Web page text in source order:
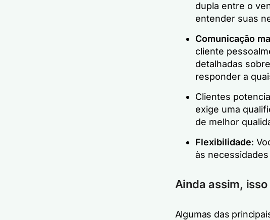
dupla entre o
entender suas
Comunicação
cliente
detalhadas
responder a
Clientes
exige uma
de melhor
Flexibilidade:
às
Ainda assim,
Algumas das